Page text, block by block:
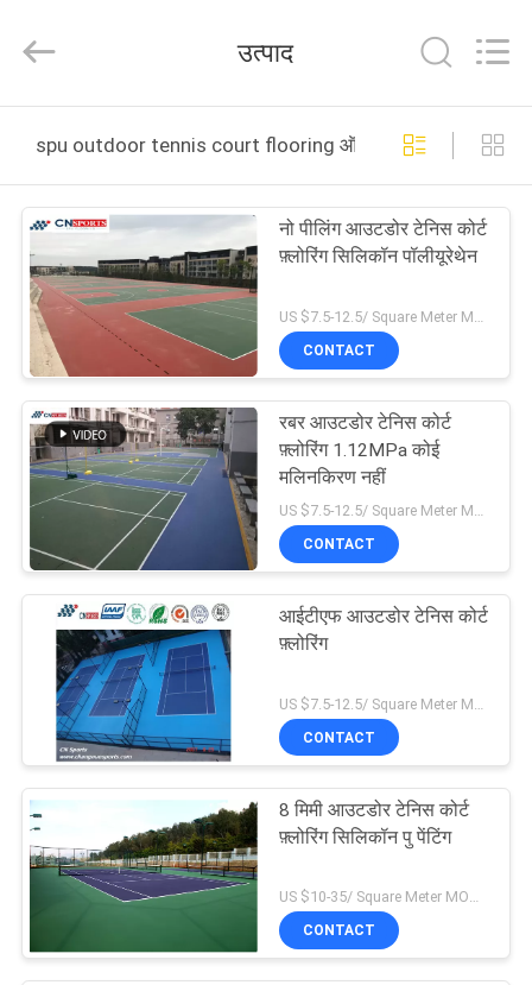
उत्पादों
हमारे
बारे
कारखाना
भ्रमण
गुणवत्ता
नियंत्रण
संपर्क
एक
उद्धरण
का
अनुरोध
करें
Materials
Rights
उत्पाद
spu outdoor tennis court flooring ऑनलाइन निर्माण
नो पीलिंग आउटडोर टेनिस कोर्ट
फ़्लोरिंग सिलिकॉन पॉलीयूरेथेन
US $7.5-12.5/ Square Meter MOQ:/
CONTACT
रबर आउटडोर टेनिस कोर्ट
फ़्लोरिंग 1.12MPa कोई
मलिनकिरण नहीं
CONTACT
आईटीएफ आउटडोर टेनिस कोर्ट
फ़्लोरिंग
CONTACT
8 मिमी आउटडोर टेनिस कोर्ट
फ़्लोरिंग सिलिकॉन पु पेंटिंग
US $10-35/ Square Meter MOQ:/
CONTACT